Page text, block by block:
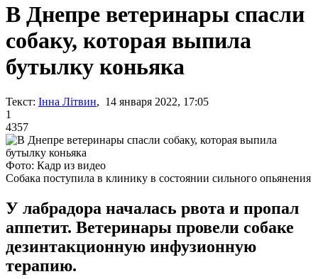
В Днепре ветеринары спасли
собаку, которая выпила
бутылку коньяка
Текст: Інна Літвин, 14 января 2022, 17:05
1
4357
Фото: Кадр из видео
Собака поступила в клинику в состоянии сильного опьянения
У лабрадора началась рвота и пропал
аппетит. Ветеринары провели собаке
дезинтакционную инфузионную
терапию.